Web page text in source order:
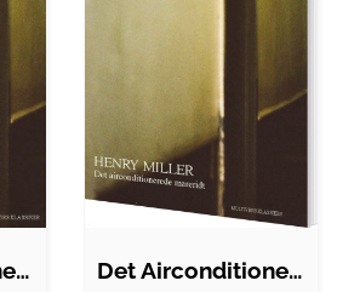
Det airconditionerede mareridt Det Airconditionerede Mareridt - Henry…